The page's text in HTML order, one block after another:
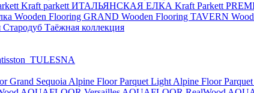
Kraft parkett ИТАЛЬЯНСКАЯ ЕЛКА Kraft Parkett
Wooden Flooring GRAND Wooden Flooring TAVERN
Стародуб Таёжная коллекция
TULESNA
Grand Sequoia Alpine Floor Parquet Light Alpine Floor